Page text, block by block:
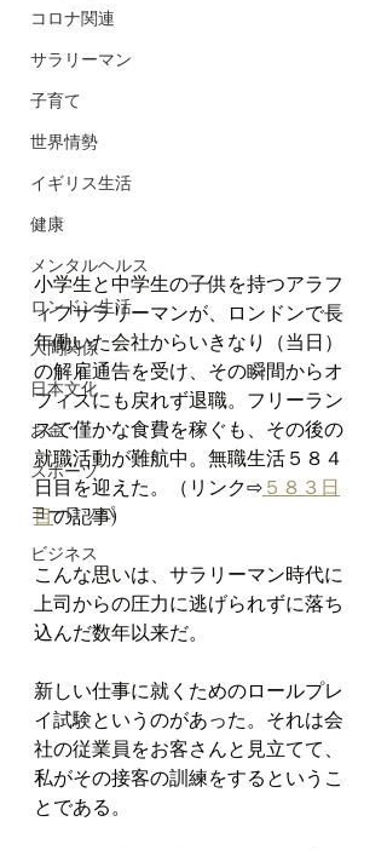
コロナ関連
サラリーマン
子育て
世界情勢
イギリス生活
健康
メンタルヘルス
ロンドン生活
人間関係
日本文化
お金
スポーツ
ヨーロッパ
ビジネス
小学生と中学生の子供を持つアラフ
ィフサラリーマンが、ロンドンで長
年働いた会社からいきなり（当日）
の解雇通告を受け、その瞬間からオ
フィスにも戻れず退職。フリーラン
スで僅かな食費を稼ぐも、その後の
就職活動が難航中。無職生活５８４
日目を迎えた。（リンク⇨５８３日
目の記事)
こんな思いは、サラリーマン時代に
上司からの圧力に逃げられずに落ち
込んだ数年以来だ。
新しい仕事に就くためのロールプレ
イ試験というのがあった。それは会
社の従業員をお客さんと見立てて、
私がその接客の訓練をするというこ
とである。